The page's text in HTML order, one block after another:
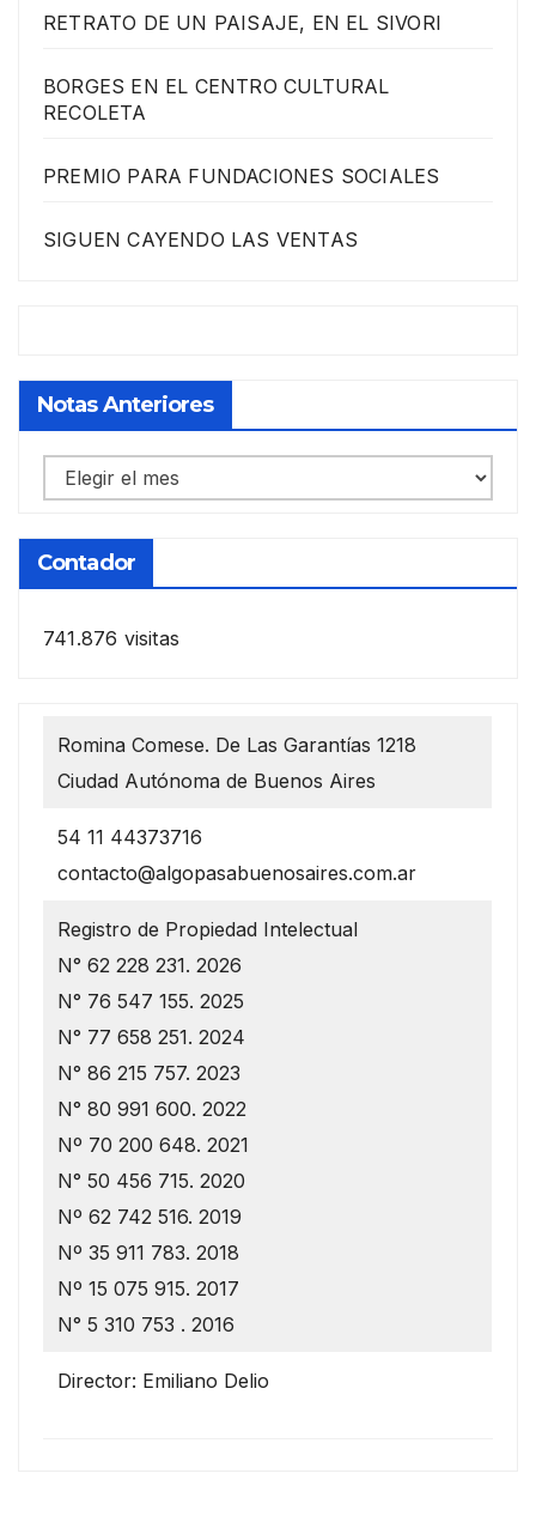
RETRATO DE UN PAISAJE, EN EL SIVORI
BORGES EN EL CENTRO CULTURAL
RECOLETA
PREMIO PARA FUNDACIONES SOCIALES
SIGUEN CAYENDO LAS VENTAS
Notas Anteriores
Notas
anteriores
Contador
741.876 visitas
Romina Comese. De Las Garantías 1218
Ciudad Autónoma de Buenos Aires
54 11 44373716
contacto@algopasabuenosaires.com.ar
Registro de Propiedad Intelectual
N° 62 228 231. 2026
N° 76 547 155. 2025
N° 77 658 251. 2024
N° 86 215 757. 2023
N° 80 991 600. 2022
Nº 70 200 648. 2021
N° 50 456 715. 2020
Nº 62 742 516. 2019
Nº 35 911 783. 2018
Nº 15 075 915. 2017
N° 5 310 753 . 2016
Director: Emiliano Delio